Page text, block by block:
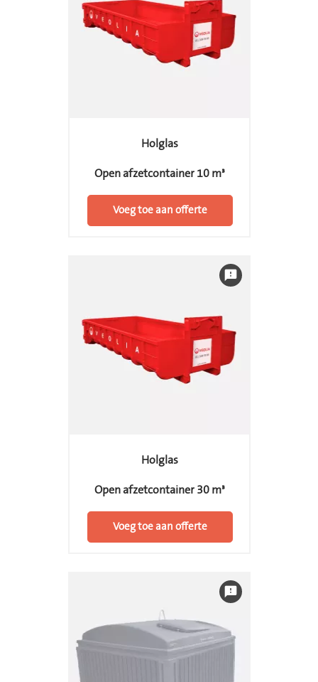
Holglas
Open afzetcontainer 10 m³
Voeg toe aan offerte
feedback
Holglas
Open afzetcontainer 30 m³
Voeg toe aan offerte
feedback